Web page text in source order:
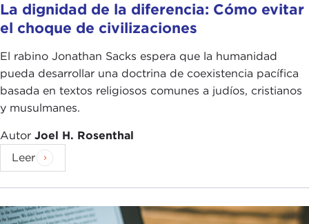
La dignidad de la diferencia: Cómo evitar
el choque de civilizaciones
El rabino Jonathan Sacks espera que la humanidad
pueda desarrollar una doctrina de coexistencia pacífica
basada en textos religiosos comunes a judíos, cristianos
y musulmanes.
Autor Joel H. Rosenthal
Leer